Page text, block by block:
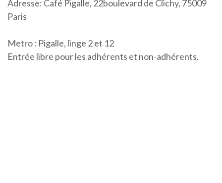
Adresse: Café Pigalle, 22boulevard de Clichy, 75009
Paris
Metro : Pigalle, linge 2 et 12
Entrée libre pour les adhérents et non-adhérents.